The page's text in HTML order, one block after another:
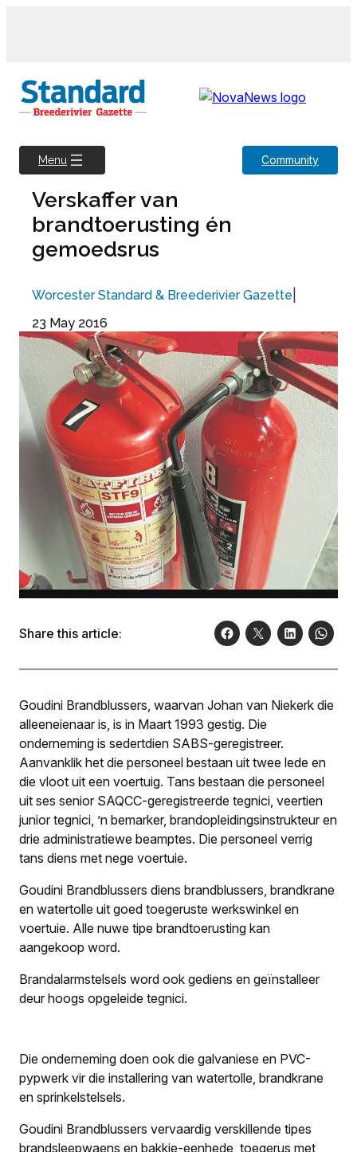
Menu Community
Verskaffer van
brandtoerusting én
gemoedsrus
Worcester Standard & Breederivier Gazette
23 May 2016
Share this article:
Goudini Brandblussers, waarvan Johan van Niekerk die
alleeneienaar is, is in Maart 1993 gestig. Die
onderneming is sedertdien SABS-geregistreer.
Aanvanklik het die personeel bestaan uit twee lede en
die vloot uit een voertuig. Tans bestaan die personeel
uit ses senior SAQCC-geregistreerde tegnici, veertien
junior tegnici, ’n bemarker, brandopleidingsinstrukteur en
drie administratiewe beamptes. Die personeel verrig
tans diens met nege voertuie.
Goudini Brandblussers diens brandblussers, brandkrane
en watertolle uit goed toegeruste werkswinkel en
voertuie. Alle nuwe tipe brandtoerusting kan
aangekoop word.
Brandalarmstelsels word ook gediens en geïnstalleer
deur hoogs opgeleide tegnici.
Die onderneming doen ook die galvaniese en PVC-
pypwerk vir die installering van watertolle­, brandkrane
en sprinkelstelsels.
Goudini Brandblussers vervaardig verskillende tipes
brandsleepwaens en bakkie-eenhede, toegerus met